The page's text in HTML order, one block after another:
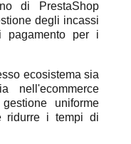
di PrestaShop
degli incassi
pagamento per i
ecosistema sia
nell'ecommerce
uniforme
ridurre i tempi di